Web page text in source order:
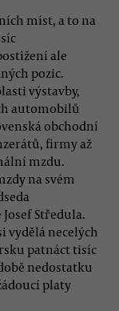
míst, a to na
ale
pozic.
výstavby,
automobilů
obchodní
firmy až
mzdu.
na svém
Středula.
vydělá necelých
patnáct tisíc
nedostatku
platy